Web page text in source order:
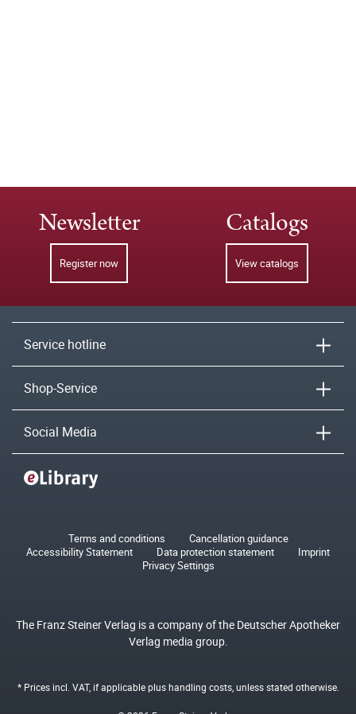
Newsletter
Register now
Catalogs
View catalogs
Service hotline
Shop-Service
Social Media
Terms and conditions
Cancellation guidance
Accessibility Statement
Data protection statement
Imprint
Privacy Settings
The Franz Steiner Verlag is a company of the Deutscher Apotheker
Verlag media group.
* Prices incl. VAT, if applicable plushandling costs, unless stated otherwise.